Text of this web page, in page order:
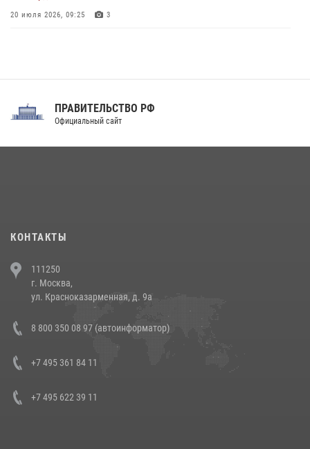
20 июля 2026, 09:25 3
Праздник «Один день с Росгвардией» к 105-летию Центрального
напавших на бригаду скорой помощи (видео)
14 июля 2026, 12:20
В Росгвардии прошла военно-научная конференция по обобщению
боевого опыта
ПРАВИТЕЛЬСТВО РФ
Официальный сайт
КОНТАКТЫ
111250
г. Москва,
ул. Красноказарменная, д. 9а
8 800 350 08 97 (автоинформатор)
+7 495 361 84 11
+7 495 622 39 11